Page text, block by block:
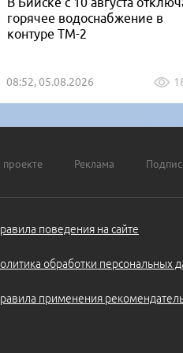
горячее водоснабжение в
контуре ТМ-2
08:52, 05.08.2026
Реклама
поведения на сайте
обработки персональных
применения